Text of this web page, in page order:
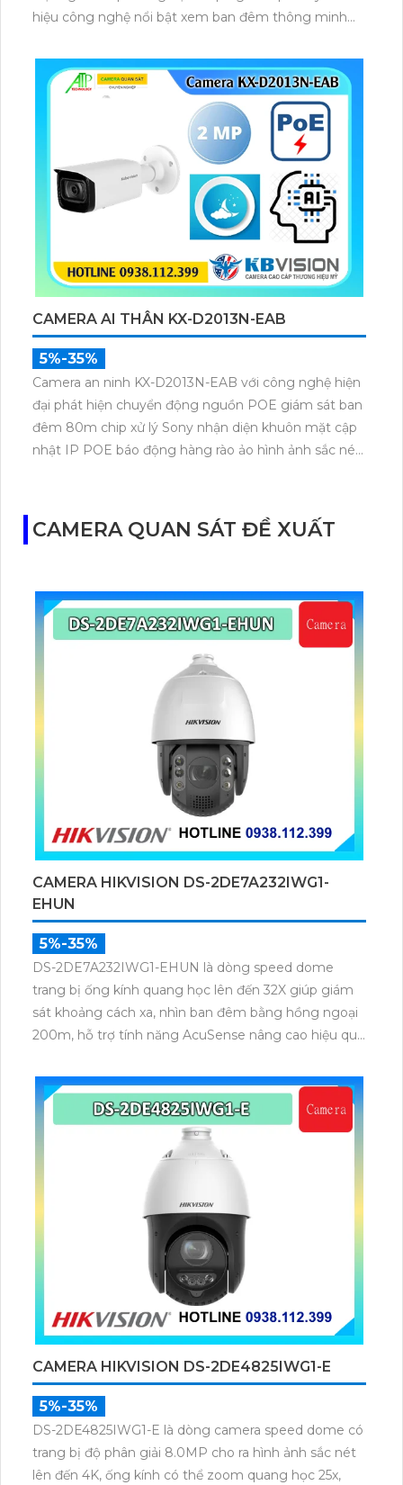
hiệu công nghệ nổi bật xem ban đêm thông minh
tượng.
CAMERA AI THÂN KX-D2013N-EAB
5%-35%
Camera an ninh KX-D2013N-EAB với công nghệ hiện
đại phát hiện chuyển động nguồn POE giám sát ban
đêm 80m chip xử lý Sony nhận diện khuôn mặt cập
nhật IP POE báo động hàng rào ảo hình ảnh sắc nét
CAMERA QUAN SÁT ĐỀ XUẤT
CAMERA HIKVISION DS-2DE7A232IWG1-
EHUN
5%-35%
DS-2DE7A232IWG1-EHUN là dòng speed dome
trang bị ống kính quang học lên đến 32X giúp giám
sát khoảng cách xa, nhìn ban đêm bằng hồng ngoại
200m, hỗ trợ tính năng AcuSense nâng cao hiệu quả
nghệ Self-learning
CAMERA HIKVISION DS-2DE4825IWG1-E
5%-35%
DS-2DE4825IWG1-E là dòng camera speed dome có
trang bị độ phân giải 8.0MP cho ra hình ảnh sắc nét
lên đến 4K, ống kính có thể zoom quang học 25x,